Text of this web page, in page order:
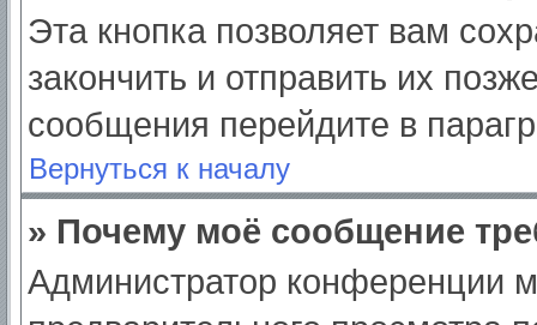
Эта кнопка позволяет вам
закончить и отправить их
сообщения перейдите в
Вернуться к началу
» Почему моё сообщение
Администратор конференции